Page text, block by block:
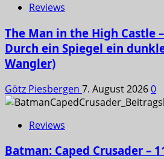
Reviews
The Man in the High Castle
Durch ein Spiegel ein
Wangler)
Götz Piesbergen 7. August 20260
Reviews
Batman: Caped Crusader –